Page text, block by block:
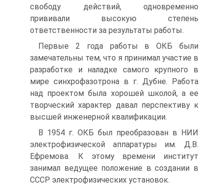
свободу действий, одновременно
прививали высокую степень
ответственности за результаты работы.
Первые 2 года работы в ОКБ были
замечательны тем, что я принимал участие в
разработке и наладке самого крупного в
мире синхрофазотрона в г. Дубне. Работа
над проектом была хорошей школой, а ее
творческий характер давал перспективу к
высшей инженерной квалификации.
В 1954 г. ОКБ был преобразован в НИИ
электрофизической аппаратуры им. Д.В.
Ефремова. К этому времени институт
занимал ведущее положение в создании в
СССР электрофизических установок.